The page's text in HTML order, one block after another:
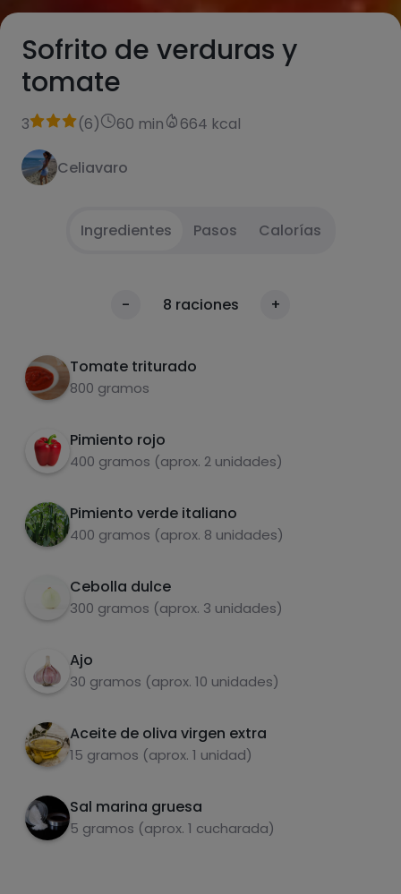
Sofrito de verduras y
tomate
3 (6) 60 min 664 kcal
Celiavaro
Ingredientes Pasos Calorías
- 8 raciones +
Tomate triturado
800 gramos
Pimiento rojo
400 gramos (aprox. 2 unidades)
Pimiento verde italiano
400 gramos (aprox. 8 unidades)
Cebolla dulce
300 gramos (aprox. 3 unidades)
Ajo
30 gramos (aprox. 10 unidades)
Aceite de oliva virgen extra
15 gramos (aprox. 1 unidad)
Sal marina gruesa
5 gramos (aprox. 1 cucharada)
Cortar todas las verduras y sofreír con el
2 Cuando estén blanditas, añadir el tomate
triturado
poco el tomate
Puedes dejarlo así, o batirlo todo junto. Yo lo
Carbohidratos Proteínas
Azúcares
Grasas